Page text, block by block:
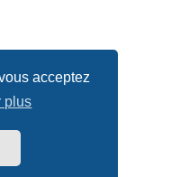
acceptez
plus